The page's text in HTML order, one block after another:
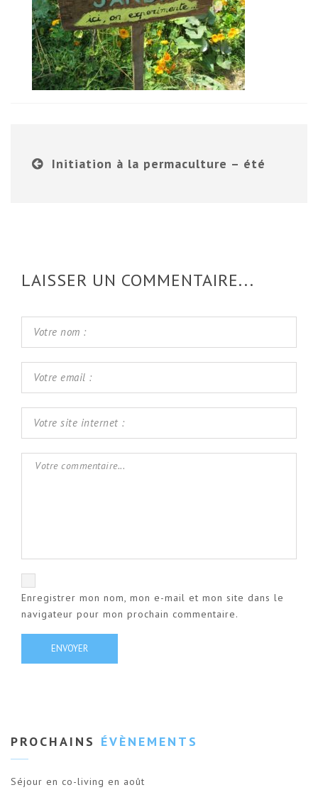
Initiation à la permaculture – été
LAISSER UN COMMENTAIRE...
Enregistrer mon nom, mon e-mail et mon site dans le
navigateur pour mon prochain commentaire.
PROCHAINS ÉVÈNEMENTS
Séjour en co-living en août